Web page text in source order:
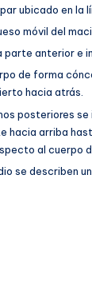
ubicado en la
móvil del
parte anterior e
de forma
hacia atrás.
posteriores se
hacia arriba
al cuerpo
se describen